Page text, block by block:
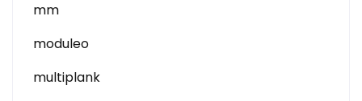
mm
moduleo
multiplank